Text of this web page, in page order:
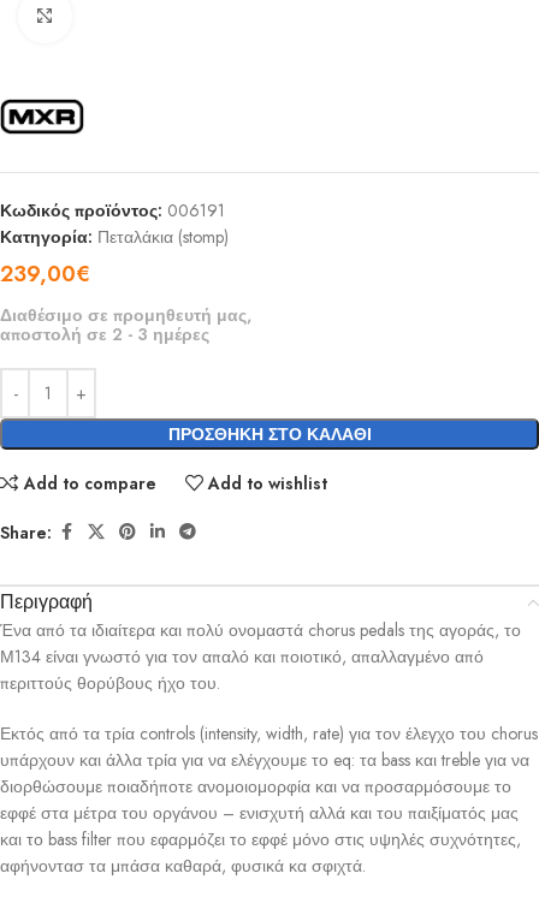
Κωδικός προϊόντος: 006191
Κατηγορία: Πεταλάκια (stomp)
239,00€
Διαθέσιμο σε προμηθευτή μας,
αποστολή σε 2 - 3 ημέρες
ΠΡΟΣΘΉΚΗ ΣΤΟ ΚΑΛΆΘΙ
Add to compare Add to wishlist
Share:
Περιγραφή
Ένα από τα ιδιαίτερα και πολύ ονομαστά chorus pedals της αγοράς, το
Μ134 είναι γνωστό για τον απαλό και ποιοτικό, απαλλαγμένο από
περιττούς θορύβους ήχο του.
Εκτός από τα τρία controls (intensity, width, rate) για τον έλεγχο του chorus
υπάρχουν και άλλα τρία για να ελέγχουμε το eq: τα bass και treble για να
διορθώσουμε ποιαδήποτε ανομοιομορφία και να προσαρμόσουμε το
εφφέ στα μέτρα του οργάνου – ενισχυτή αλλά και του παιξίματός μας
και το bass filter που εφαρμόζει το εφφέ μόνο στις υψηλές συχνότητες,
αφήνοντασ τα μπάσα καθαρά, φυσικά κα σφιχτά.